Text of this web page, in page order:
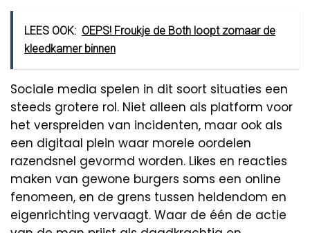
LEES OOK: OEPS! Froukje de Both loopt zomaar de
kleedkamer binnen
Sociale media spelen in dit soort situaties een
steeds grotere rol. Niet alleen als platform voor
het verspreiden van incidenten, maar ook als
een digitaal plein waar morele oordelen
razendsnel gevormd worden. Likes en reacties
maken van gewone burgers soms een online
fenomeen, en de grens tussen heldendom en
eigenrichting vervaagt. Waar de één de actie